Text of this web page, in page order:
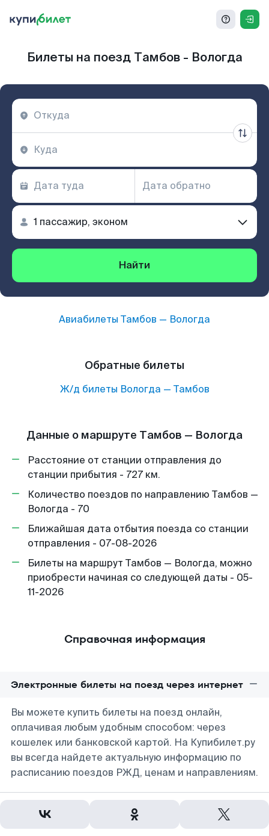
Билеты на поезд Тамбов - Вологда
Найти
Авиабилеты Тамбов — Вологда
Обратные билеты
Ж/д билеты Вологда — Тамбов
Данные о маршруте Тамбов — Вологда
Расстояние от станции отправления до
станции прибытия - 727 км.
Количество поездов по направлению Тамбов —
Вологда - 70
Ближайшая дата отбытия поезда со станции
отправления - 07-08-2026
Билеты на маршрут Тамбов — Вологда, можно
приобрести начиная со следующей даты - 05-
11-2026
Справочная информация
Электронные билеты на поезд через интернет
Вы можете купить билеты на поезд онлайн,
оплачивая любым удобным способом: через
кошелек или банковской картой. На Купибилет.ру
вы всегда найдете актуальную информацию по
расписанию поездов РЖД, ценам и направлениям.